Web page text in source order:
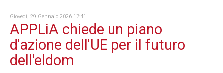
Giovedì, 29 Gennaio 2026 17:41
APPLiA chiede un piano
d'azione dell'UE per il futuro
dell'eldom